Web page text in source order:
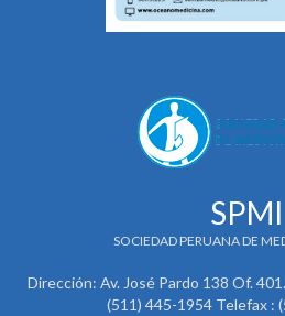
SPMI
SOCIEDAD PERUANA DE
Dirección: Av. José Pardo 138 Of.
(511) 445-1954 Telefax :